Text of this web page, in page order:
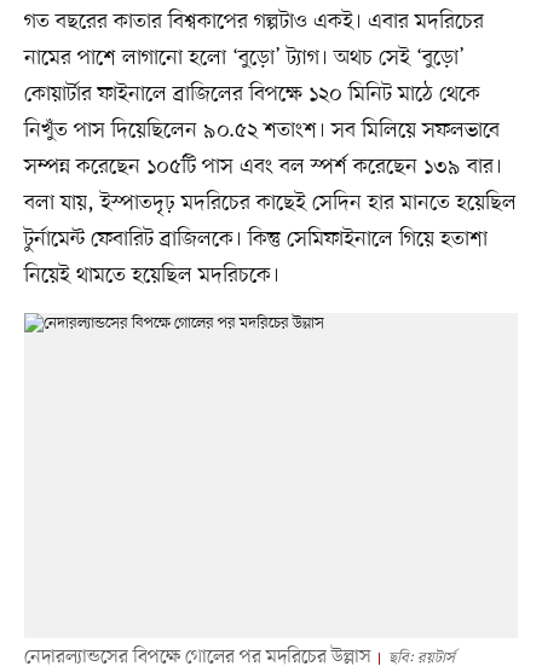
গত বছরের কাতার বিশ্বকাপের গল্পটাও একই। এবার মদরিচের
নামের পাশে লাগানো হলো ‘বুড়ো’ ট্যাগ। অথচ সেই ‘বুড়ো’
কোয়ার্টার ফাইনালে ব্রাজিলের বিপক্ষে ১২০ মিনিট মাঠে থেকে
নিখুঁত পাস দিয়েছিলেন ৯০.৫২ শতাংশ। সব মিলিয়ে সফলভাবে
সম্পন্ন করেছেন ১০৫টি পাস এবং বল স্পর্শ করেছেন ১৩৯ বার।
বলা যায়, ইস্পাতদৃঢ় মদরিচের কাছেই সেদিন হার মানতে হয়েছিল
টুর্নামেন্ট ফেবারিট ব্রাজিলকে। কিন্তু সেমিফাইনালে গিয়ে হতাশা
নিয়েই থামতে হয়েছিল মদরিচকে।
নেদারল্যান্ডসের বিপক্ষে গোলের পর মদরিচের উল্লাস ছবি: রয়টার্স